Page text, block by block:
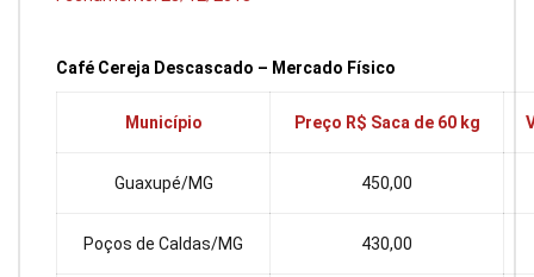
Café Cereja Descascado – Mercado Físico
Município Preço R$ Saca de 60 kg
Guaxupé/MG 450,00
Poços de Caldas/MG 430,00